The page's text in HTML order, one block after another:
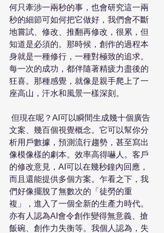
何只牽涉一兩秒的事，也會研究這一兩
秒的細節可如何把它做好，我們會不斷
地嘗試、修改、推翻再修改，很累，但
知道是必須的。那時候，創作的過程本
身就是一種修行，一種對極致的追求。
每一次的成功，都伴隨著精疲力盡後的
狂喜。那種感覺，就像是親手爬上了一
座高山，汗水和風景一樣深刻。
文案、幾百個視覺概念。它可以幫你分
析用戶數據，預測流行趨勢，甚至寫出
像模像樣的劇本。效率高得嚇人。客戶
的修改意見，AI可以在幾秒鐘內回應，
而且還能提供多個方案。乍看之下，我
們好像擺脫了無數次的「徒勞的重
複」，進入了一個全新的生產力時代。
亦有人認為AI會令創作變得無意義、搶
飯碗、創作力失衡等。我個人認為，失